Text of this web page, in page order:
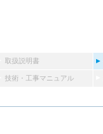
取扱説明書
技術・工事マニュアル